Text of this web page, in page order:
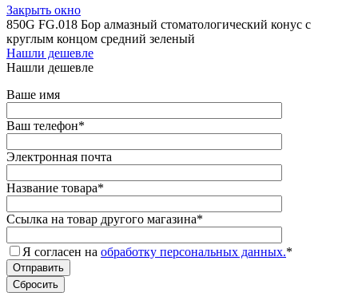
Закрыть окно
850G FG.018 Бор алмазный стоматологический конус с
круглым концом средний зеленый
Нашли дешевле
Нашли дешевле
Ваше имя
Ваш телефон*
Электронная почта
Название товара*
Ссылка на товар другого магазина*
Я согласен на обработку персональных данных.*